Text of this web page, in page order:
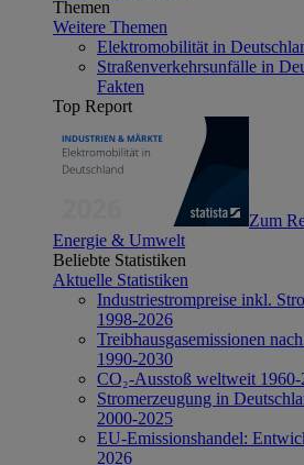
Themen
Weitere Themen
Elektromobilität in
Straßenverkehrsunfälle in
Fakten
Top Report
Zum
Energie & Umwelt
Beliebte Statistiken
Aktuelle Statistiken
Industriestrompreise inkl.
1998-2026
Treibhausgasemissionen
1990-2030
CO₂-Ausstoß weltweit 1960-
Stromerzeugung in
2000-2025
EU-Emissionshandel:
2026